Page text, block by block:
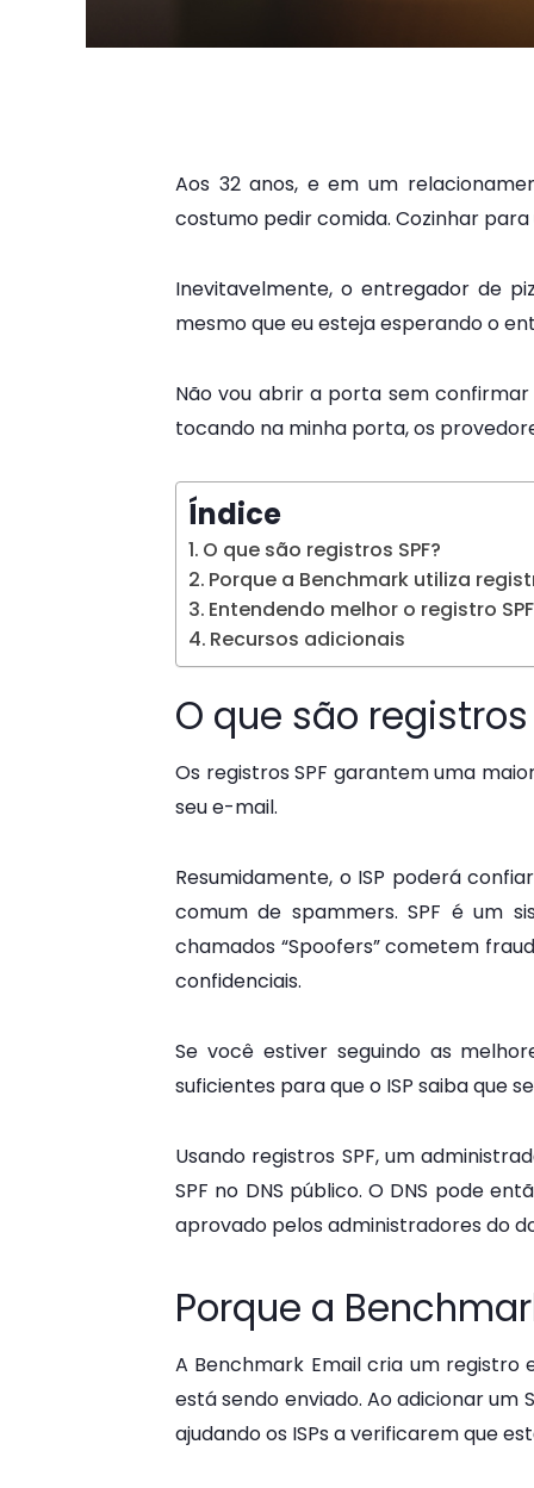
Aos 32 anos, e em um
costumo pedir comida. Cozinhar
Inevitavelmente, o entregador de
mesmo que eu esteja esperando o
Não vou abrir a porta sem
tocando na minha porta, os
Índice
O que são registros SPF?
Porque a Benchmark utiliza
Entendendo melhor o registro SPF
Recursos adicionais
O que são registros
Os registros SPF garantem uma
seu e-mail.
Resumidamente, o ISP poderá
comum de spammers. SPF é um
chamados “Spoofers” cometem
confidenciais.
Se você estiver seguindo as
suficientes para que o ISP saiba que
Usando registros SPF, um
SPF no DNS público. O DNS pode
aprovado pelos administradores do
Porque a
A Benchmark Email cria um registro
está sendo enviado. Ao adicionar um
ajudando os ISPs a verificarem que